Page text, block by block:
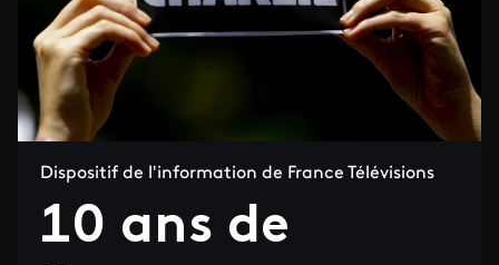
Dispositif de l'information de France Télévisions
10 ans de